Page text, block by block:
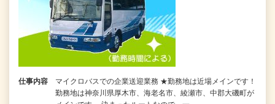
仕事内容
マイクロバスでの企業送迎業務 ★勤務地は近場メインです！
勤務地は神奈川県厚木市、海老名市、綾瀬市、中郡大磯町が